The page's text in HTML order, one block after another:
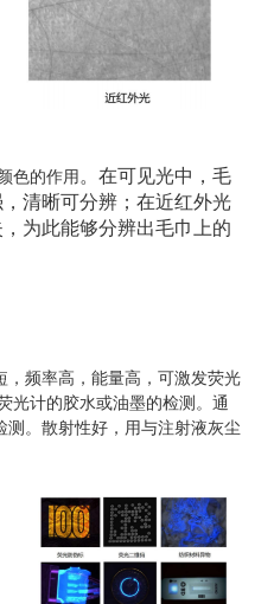
色的作用 。在可见光中，毛
清晰可分辨；在近红外光
为此能够分辨出毛巾上的
频率高，能量高，可激发荧光
光计的胶水或油墨的检测。通
。散射性好，用与注射液灰尘